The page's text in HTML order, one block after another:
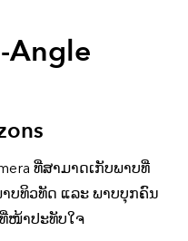
Angle
ທີ່ສາມາດເກັບພາບທີ່
າບທິວທັດ ແລະ ພາບບຸກຄົນ
ໜ້າປະທັບໃຈ